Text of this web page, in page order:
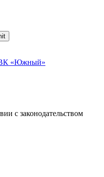
«Южный»
с законодательством